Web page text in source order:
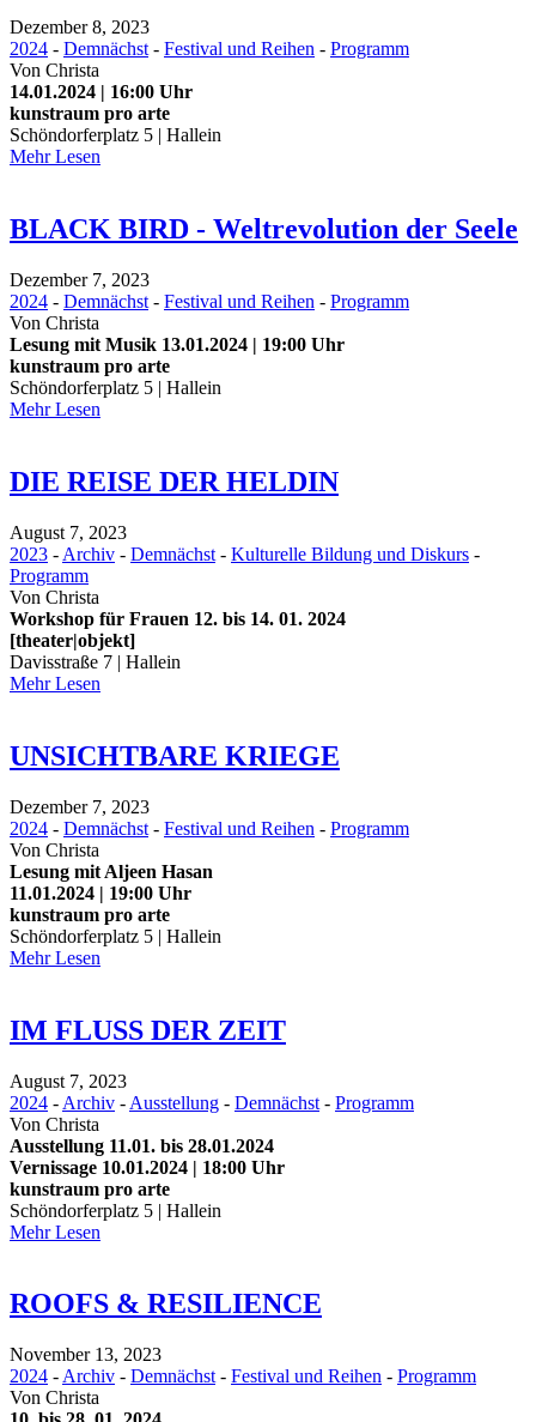
Dezember 8, 2023
2024 - Demnächst - Festival und Reihen - Programm
Von Christa
14.01.2024 | 16:00 Uhr
kunstraum pro arte
Schöndorferplatz 5 | Hallein
Mehr Lesen
BLACK BIRD - Weltrevolution der Seele
Dezember 7, 2023
2024 - Demnächst - Festival und Reihen - Programm
Von Christa
Lesung mit Musik 13.01.2024 | 19:00 Uhr
kunstraum pro arte
Schöndorferplatz 5 | Hallein
Mehr Lesen
DIE REISE DER HELDIN
August 7, 2023
2023 - Archiv - Demnächst - Kulturelle Bildung und Diskurs -
Programm
Von Christa
Workshop für Frauen 12. bis 14. 01. 2024
[theater|objekt]
Davisstraße 7 | Hallein
Mehr Lesen
UNSICHTBARE KRIEGE
Dezember 7, 2023
2024 - Demnächst - Festival und Reihen - Programm
Von Christa
Lesung mit Aljeen Hasan
11.01.2024 | 19:00 Uhr
kunstraum pro arte
Schöndorferplatz 5 | Hallein
Mehr Lesen
IM FLUSS DER ZEIT
August 7, 2023
2024 - Archiv - Ausstellung - Demnächst - Programm
Von Christa
Ausstellung 11.01. bis 28.01.2024
Vernissage 10.01.2024 | 18:00 Uhr
kunstraum pro arte
Schöndorferplatz 5 | Hallein
Mehr Lesen
ROOFS & RESILIENCE
November 13, 2023
2024 - Archiv - Demnächst - Festival und Reihen - Programm
Von Christa